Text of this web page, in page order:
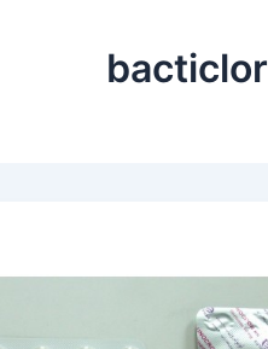
bacticlor